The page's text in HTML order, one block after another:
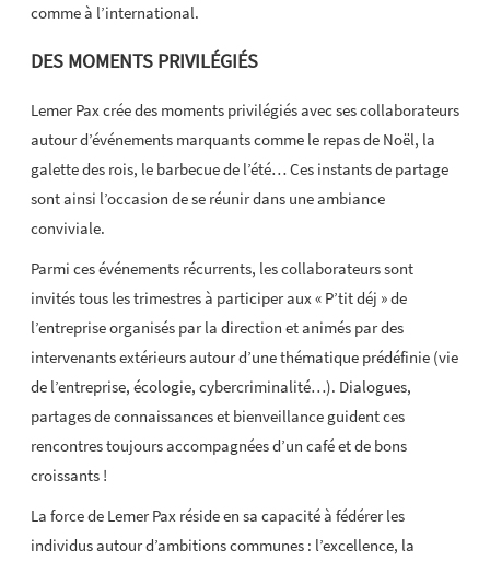
comme à l’international.
DES MOMENTS PRIVILÉGIÉS
Lemer Pax crée des moments privilégiés avec ses collaborateurs
autour d’événements marquants comme le repas de Noël, la
galette des rois, le barbecue de l’été… Ces instants de partage
sont ainsi l’occasion de se réunir dans une ambiance
conviviale.
Parmi ces événements récurrents, les collaborateurs sont
invités tous les trimestres à participer aux « P’tit déj » de
l’entreprise organisés par la direction et animés par des
intervenants extérieurs autour d’une thématique prédéfinie (vie
de l’entreprise, écologie, cybercriminalité…). Dialogues,
partages de connaissances et bienveillance guident ces
rencontres toujours accompagnées d’un café et de bons
croissants !
La force de Lemer Pax réside en sa capacité à fédérer les
individus autour d’ambitions communes : l’excellence, la